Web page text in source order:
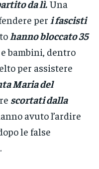
da lì. Una
per i fascisti
hanno bloccato 35
bambini, dentro
per assistere
Maria del
scortati dalla
avuto l’ardire
le false